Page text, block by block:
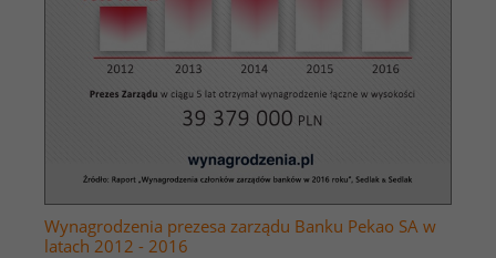
Wynagrodzenia prezesa zarządu Banku Pekao SA w
latach 2012 - 2016